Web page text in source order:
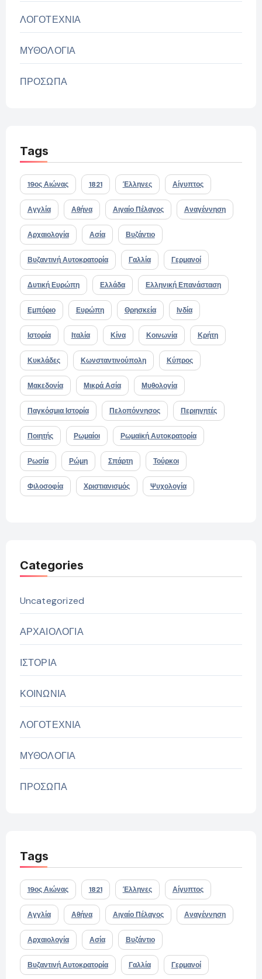
ΛΟΓΟΤΕΧΝΙΑ
ΜΥΘΟΛΟΓΙΑ
ΠΡΟΣΩΠΑ
Tags
19ος Αιώνας 1821 Έλληνες Αίγυπτος
Αγγλία Αθήνα Αιγαίο Πέλαγος Αναγέννηση
Αρχαιολογία Ασία Βυζάντιο
Βυζαντινή Αυτοκρατορία Γαλλία Γερμανοί
Δυτική Ευρώπη Ελλάδα Ελληνική Επανάσταση
Εμπόριο Ευρώπη Θρησκεία Ινδία
Ιστορία Ιταλία Κίνα Κοινωνία Κρήτη
Κυκλάδες Κωνσταντινούπολη Κύπρος
Μακεδονία Μικρά Ασία Μυθολογία
Παγκόσμια Ιστορία Πελοπόννησος Περιηγητές
Ποιητής Ρωμαίοι Ρωμαϊκή Αυτοκρατορία
Ρωσία Ρώμη Σπάρτη Τούρκοι
Φιλοσοφία Χριστιανισμός Ψυχολογία
Categories
Uncategorized
ΑΡΧΑΙΟΛΟΓΙΑ
ΙΣΤΟΡΙΑ
ΚΟΙΝΩΝΙΑ
ΛΟΓΟΤΕΧΝΙΑ
ΜΥΘΟΛΟΓΙΑ
ΠΡΟΣΩΠΑ
Tags
19ος Αιώνας 1821 Έλληνες Αίγυπτος
Αγγλία Αθήνα Αιγαίο Πέλαγος Αναγέννηση
Αρχαιολογία Ασία Βυζάντιο
Βυζαντινή Αυτοκρατορία Γαλλία Γερμανοί